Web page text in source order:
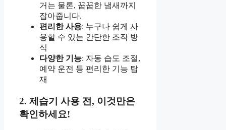
거는 물론, 꿉꿉한 냄새까지
잡아줍니다.
편리한 사용: 누구나 쉽게 사
용할 수 있는 간단한 조작 방
식
다양한 기능: 자동 습도 조절,
예약 운전 등 편리한 기능 탑
재
2. 제습기 사용 전, 이것만은
확인하세요!